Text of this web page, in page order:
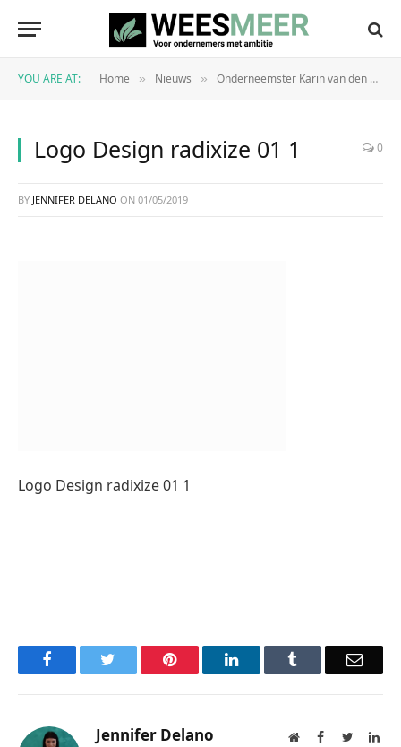
YOU ARE AT: Home » Nieuws » Onderneemster Karin van den Berg trapt zoektocht af naar 100 therapeuten
Logo Design radixize 01 1 0
BY JENNIFER DELANO ON 01/05/2019
Logo Design radixize 01 1
Facebook Pinterest LinkedIn Email
Jennifer Delano WebsiteFacebook
Twitter